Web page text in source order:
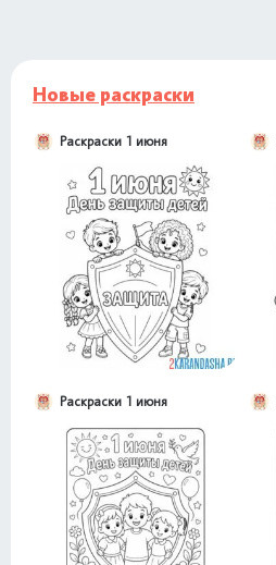
Новые раскраски
Раскраски 1 июня
Раскраски 1 июня